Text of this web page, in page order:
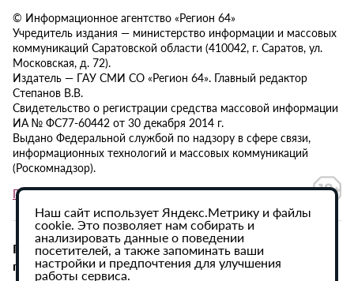
© Информационное агентство «Регион 64»
Учредитель издания — министерство информации и массовых
коммуникаций Саратовской области (410042, г. Саратов, ул.
Московская, д. 72).
Издатель — ГАУ СМИ СО «Регион 64». Главный редактор
Степанов В.В.
Свидетельство о регистрации средства массовой информации
ИА № ФС77-60442 от 30 декабря 2014 г.
Выдано Федеральной службой по надзору в сфере связи,
информационных технологий и массовых коммуникаций
(Роскомнадзор).
Политика в отношении обработки персональных данных
При использовании материалов сайта активная
гиперссылка на ИА «Регион 64» обязательна.
Наш сайт использует Яндекс.Метрику и файлы
cookie. Это позволяет нам собирать и
анализировать данные о поведении
посетителей, а также запоминать ваши
настройки и предпочтения для улучшения
работы сервиса.